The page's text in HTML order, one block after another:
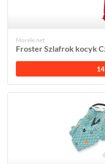
Morele.net
Froster Szlafrok kocyk